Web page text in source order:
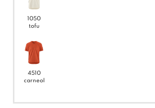
1050
tofu
4510
carneol